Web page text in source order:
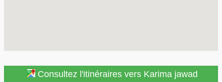
Consultez l'itinéraires vers Karima jawad